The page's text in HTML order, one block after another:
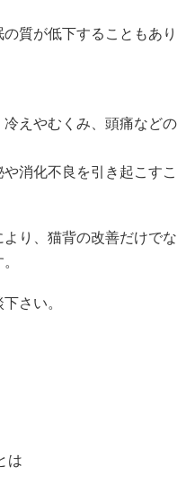
質が低下することもあり
えやむくみ、頭痛などの
消化不良を引き起こすこ
り、猫背の改善だけでな
さい。
は